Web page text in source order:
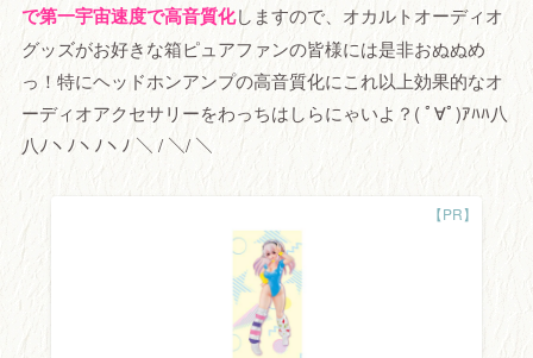
で第一宇宙速度で高音質化しますので、オカルトオーディオ
グッズがお好きな箱ピュアファンの皆様には是非おぬぬめ
っ！特にヘッドホンアンプの高音質化にこれ以上効果的なオ
ーディオアクセサリーをわっちはしらにゃいよ？( ﾟ∀ﾟ)ｱﾊﾊ八
八ﾉヽﾉヽﾉヽﾉ ＼ / ＼/ ＼